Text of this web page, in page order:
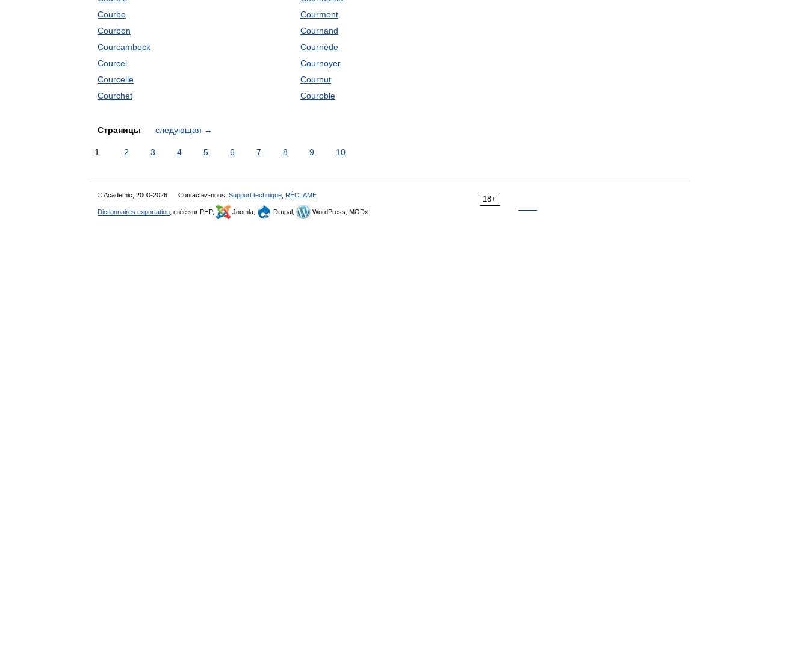
Courbo
Courbon
Courcambeck
Courcel
Courcelle
Courchet
Courmont
Cournand
Cournède
Cournoyer
Cournut
Couroble
Страницы следующая →
1 2 3 4 5 6 7 8 9 10
18+
© Academic, 2000-2026 Contactez-nous: Support technique RÉCLAME
Dictionnaires exportation , créé sur PHP, Joomla, Drupal, WordPress, MODx.